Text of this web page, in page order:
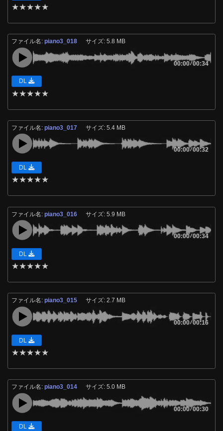
★★★★★
ファイル名:piano3_018 サイズ: 5.8 MB
00:00/00:34
DL
★★★★★
ファイル名:piano3_017 サイズ: 5.4 MB
00:00/00:32
DL
★★★★★
ファイル名:piano3_016 サイズ: 5.9 MB
00:00/00:34
DL
★★★★★
ファイル名:piano3_015 サイズ: 2.7 MB
00:00/00:16
DL
★★★★★
ファイル名:piano3_014 サイズ: 5.0 MB
00:00/00:30
DL